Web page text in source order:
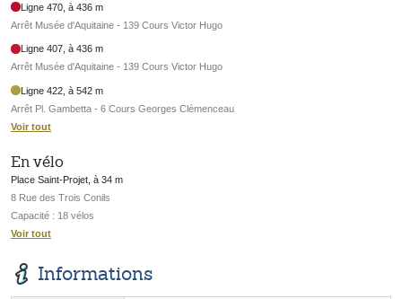
Ligne 470, à 436 m
Arrêt Musée d'Aquitaine - 139 Cours Victor Hugo
Ligne 407, à 436 m
Arrêt Musée d'Aquitaine - 139 Cours Victor Hugo
Ligne 422, à 542 m
Arrêt Pl. Gambetta - 6 Cours Georges Clémenceau
Voir tout
En vélo
Place Saint-Projet, à 34 m
8 Rue des Trois Conils
Capacité : 18 vélos
Voir tout
Informations